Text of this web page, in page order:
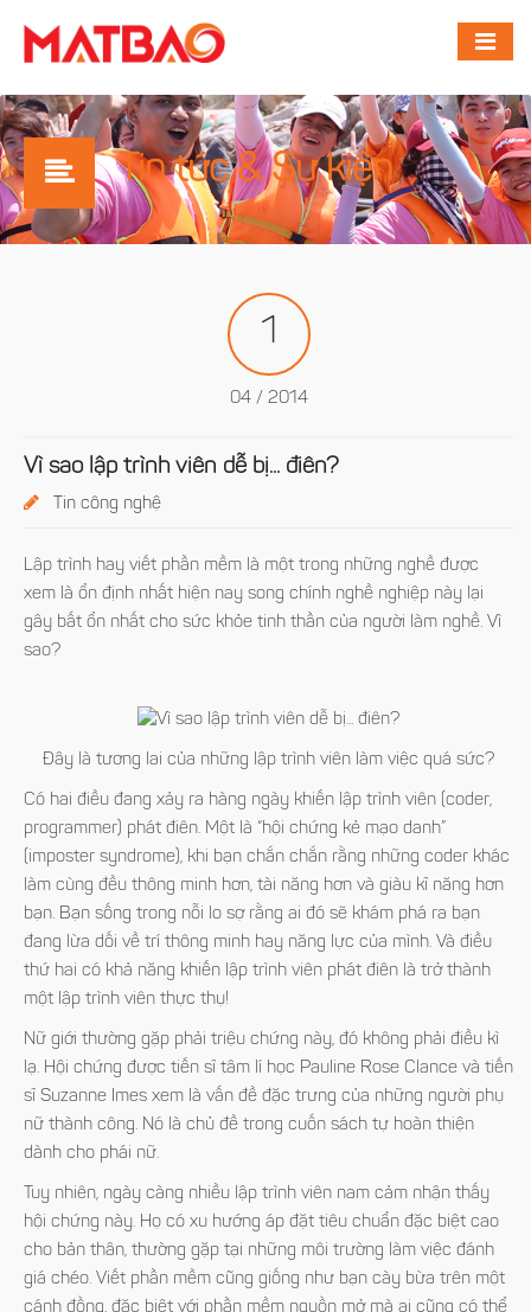
Tin tức & Sự kiện
1
04 / 2014
Vì sao lập trình viên dễ bị... điên?
Tin công nghệ
Lập trình hay viết phần mềm là một trong những nghề được
xem là ổn định nhất hiện nay song chính nghề nghiệp này lại
gây bất ổn nhất cho sức khỏe tinh thần của người làm nghề. Vì
sao?
Đây là tương lai của những lập trình viên làm việc quá sức?
Có hai điều đang xảy ra hàng ngày khiến lập trình viên (coder,
programmer) phát điên. Một là “hội chứng kẻ mạo danh”
(imposter syndrome), khi bạn chắn chắn rằng những coder khác
làm cùng đều thông minh hơn, tài năng hơn và giàu kĩ năng hơn
bạn. Bạn sống trong nỗi lo sợ rằng ai đó sẽ khám phá ra bạn
đang lừa dối về trí thông minh hay năng lực của mình. Và điều
thứ hai có khả năng khiến lập trình viên phát điên là trở thành
một lập trình viên thực thụ!
Nữ giới thường gặp phải triệu chứng này, đó không phải điều kì
lạ. Hội chứng được tiến sĩ tâm lí học Pauline Rose Clance và tiến
sĩ Suzanne Imes xem là vấn đề đặc trưng của những người phụ
nữ thành công. Nó là chủ đề trong cuốn sách tự hoàn thiện
dành cho phái nữ.
Tuy nhiên, ngày càng nhiều lập trình viên nam cảm nhận thấy
hội chứng này. Họ có xu hướng áp đặt tiêu chuẩn đặc biệt cao
cho bản thân, thường gặp tại những môi trường làm việc đánh
giá chéo. Viết phần mềm cũng giống như bạn cày bừa trên một
cánh đồng, đặc biệt với phần mềm nguồn mở mà ai cũng có thể